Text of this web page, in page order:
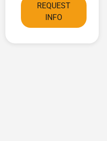
REQUEST
INFO